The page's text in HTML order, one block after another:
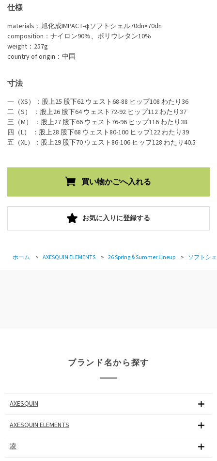
仕様
materials：旭化成IMPACT-φソフトシェル70dn×70dn
composition：ナイロン90%、ポリウレタン10%
weight：257g
country of origin：中国
寸法
一（XS）：股上25 股下62 ウェスト68-88 ヒップ108 わたり36
二（S） ：股上26 股下64 ウェスト72-92 ヒップ112 わたり37
三（M） ：股上27 股下66 ウェスト76-96 ヒップ116 わたり38
四（L） ：股上28 股下68 ウェスト80-100 ヒップ122 わたり39
五（XL）：股上29 股下70 ウェスト86-106 ヒップ128 わたり40.5
お気に入りに登録する
ホーム > AXESQUIN ELEMENTS > 26 Spring & Summer Lineup > ソフトシ
ブランド名から探す
AXESQUIN
AXESQUIN ELEMENTS
凌